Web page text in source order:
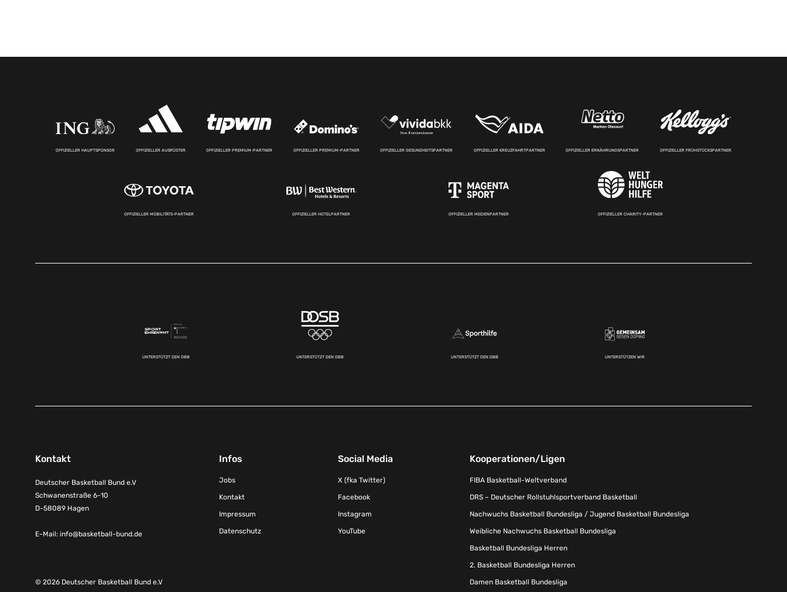
OFFIZIELLER HAUPTSPONSOR OFFIZIELLER AUSRÜSTER OFFIZIELLER PREMIUM-PARTNER OFFIZIELLER PREMIUM-PARTNER OFFIZIELLER GESUNDHEITSPARTNER OFFIZIELLER KREUZFAHRTPARTNER OFFIZIELLER ERNÄHRUNGSPARTNER OFFIZIELLER FRÜHSTÜCKSPARTNER
OFFIZIELLER MOBILITÄTS-PARTNER OFFIZIELLER HOTELPARTNER OFFIZIELLER MEDIENPARTNER OFFIZIELLER CHARITY-PARTNER
UNTERSTÜTZT DEN DBB UNTERSTÜTZT DEN DBB UNTERSTÜTZT DEN DBB UNTERSTÜTZEN WIR
Kontakt
Deutscher Basketball Bund e.V
Schwanenstraße 6-10
D-58089 Hagen
E-Mail: info@basketball-bund.de
Infos
Jobs
Kontakt
Impressum
Datenschutz
Social Media
X (fka Twitter)
Facebook
Instagram
YouTube
Kooperationen/Ligen
FIBA Basketball-Weltverband
DRS – Deutscher Rollstuhlsportverband Basketball
Nachwuchs Basketball Bundesliga / Jugend Basketball Bundesliga
Weibliche Nachwuchs Basketball Bundesliga
Basketball Bundesliga Herren
2. Basketball Bundesliga Herren
Damen Basketball Bundesliga
© 2026 Deutscher Basketball Bund e.V